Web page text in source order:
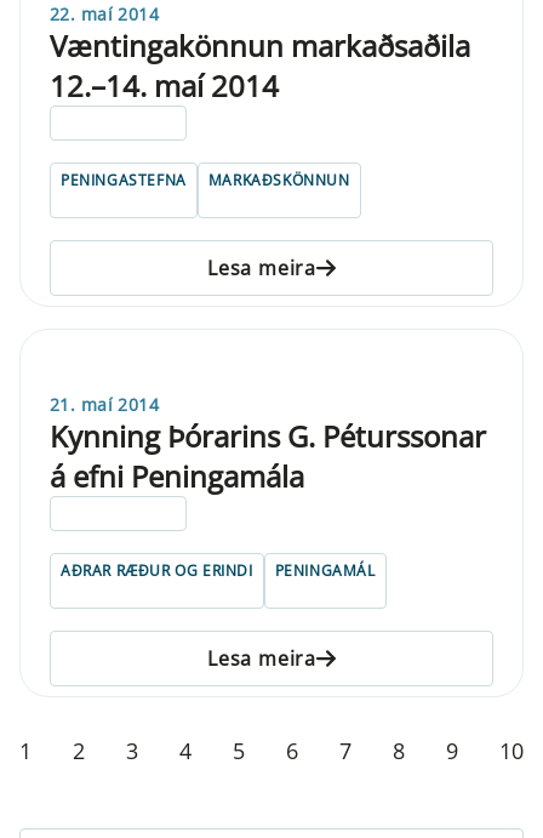
22. maí 2014
Væntingakönnun markaðsaðila
12.–14. maí 2014
PENINGASTEFNA MARKAÐSKÖNNUN
Lesa meira
21. maí 2014
Kynning Þórarins G. Péturssonar
á efni Peningamála
AÐRAR RÆÐUR OG ERINDI PENINGAMÁL
Lesa meira
1 2 3 4 5 6 7 8 9 10